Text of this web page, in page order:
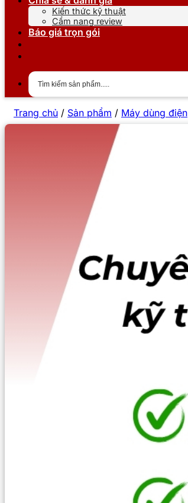
Kiến thức kỹ thuật
Cẩm nang review
Báo giá trọn gói
Trang chủ / Sản phẩm / Máy dùng điện